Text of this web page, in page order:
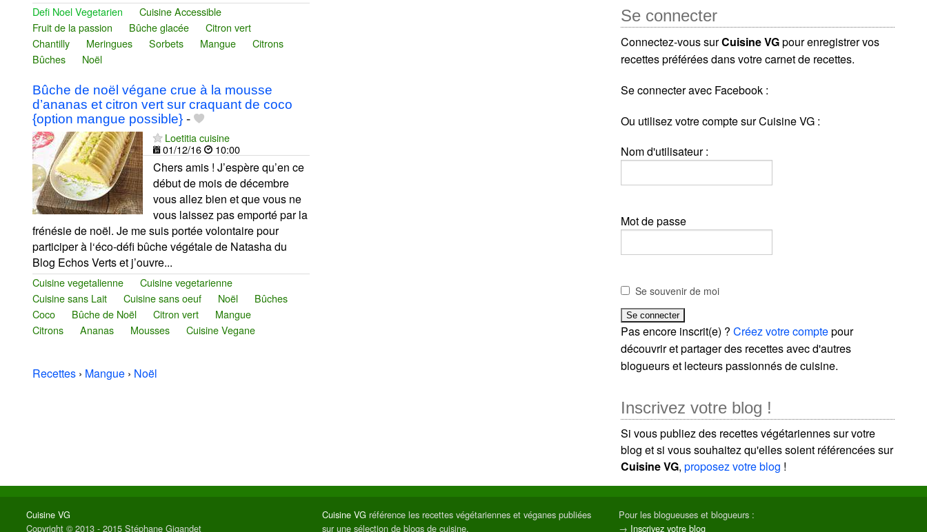
Defi Noel Vegetarien
Cuisine Accessible
Fruit de la passion
Bûche glacée
Citron vert
Chantilly
Meringues Sorbets Mangue
Citrons
Bûches
Noël
Bûche de noël végane crue à la mousse
d’ananas et citron vert sur craquant de coco
{option mangue possible} -
Loetitia cuisine
01/12/16
10:00
Chers amis ! J’espère qu’en ce
début de mois de décembre
vous allez bien et que vous ne
vous laissez pas emporté par la
frénésie de noël. Je me suis portée volontaire pour
participer à l‘éco-défi bûche végétale de Natasha du
Blog Echos Verts et j’ouvre...
Cuisine vegetalienne
Cuisine vegetarienne
Cuisine sans Lait
Cuisine sans oeuf Noël
Bûches
Coco
Bûche de Noël Citron vert
Mangue
Citrons
Ananas Mousses Cuisine Vegane
Recettes › Mangue › Noël
Se connecter
Connectez-vous surCuisine VGpour enregistrer vos
recettes préférées dans votre carnet de recettes.
Se connecter avec Facebook :
Ou utilisez votre compte sur Cuisine VG :
Nom d'utilisateur :
Mot de passe
Se souvenir de moi
Pas encore inscrit(e) ?Créez votre comptepour
découvrir et partager des recettes avec d'autres
blogueurs et lecteurs passionnés de cuisine.
Inscrivez votre blog !
Si vous publiez des recettes végétariennes sur votre
blog et si vous souhaitez qu'elles soient référencées sur
Cuisine VG,proposez votre blog !
Cuisine VG
Copyright © 2013 - 2015 Stéphane Gigandet
Cuisine VG référence les recettes végétariennes et véganes publiées
sur une sélection de blogs de cuisine.
Pour les blogueuses et blogueurs :
→ Inscrivez votre blog